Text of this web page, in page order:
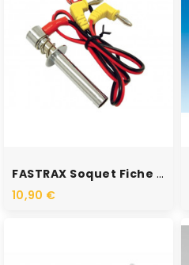
FASTRAX Soquet Fiche Banane...
10,90 €